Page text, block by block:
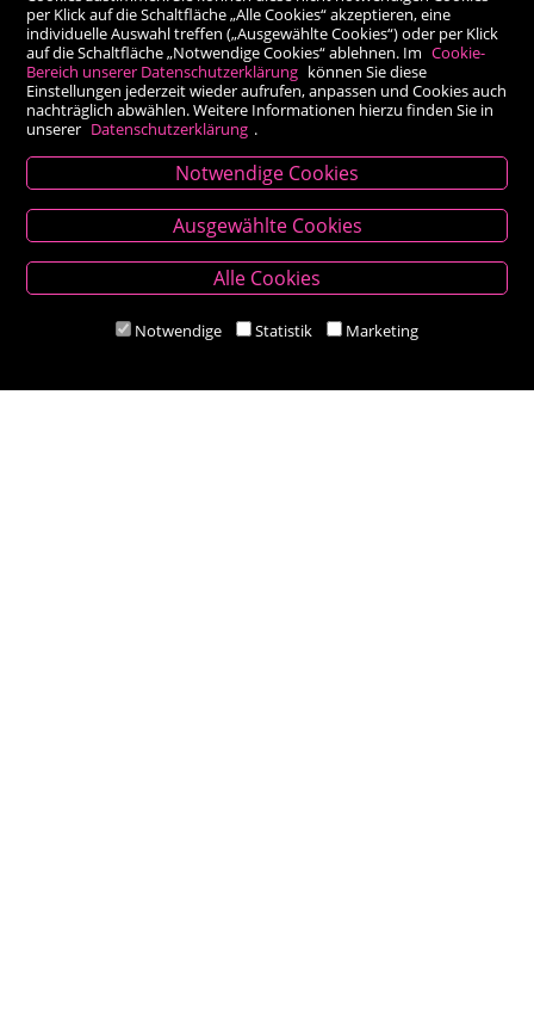
Kontakt
Besold Buch-Papier
Hauptplatz 14, 9300 St. Veit an der Glan
M:bestellung@besold.at
per Klick auf die Schaltfläche „Alle Cookies“ akzeptieren, eine
individuelle Auswahl treffen („Ausgewählte Cookies“) oder per Klick
auf die Schaltfläche „Notwendige Cookies“ ablehnen. Im Cookie-
Bereich unserer Datenschutzerklärung können Sie diese
Einstellungen jederzeit wieder aufrufen, anpassen und Cookies auch
nachträglich abwählen. Weitere Informationen hierzu finden Sie in
unserer Datenschutzerklärung .
Notwendige Cookies
Ausgewählte Cookies
Alle Cookies
Notwendige Statistik Marketing